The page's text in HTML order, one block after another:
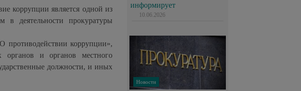
коррупции является одной из
в деятельности прокуратуры
противодействии коррупции»,
органов и органов местного
должности, и иных
информирует
10.06.2026
Новости